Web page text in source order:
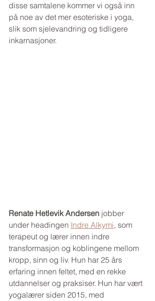
disse samtalene kommer vi også inn
på noe av det mer esoteriske i yoga,
slik som sjelevandring og tidligere
inkarnasjoner.
Renate Hetlevik Andersen jobber
under headingen Indre Alkymi, som
terapeut og lærer innen indre
transformasjon og koblingene mellom
kropp, sinn og liv. Hun har 25 års
erfaring innen feltet, med en rekke
utdannelser og praksiser. Hun har vært
yogalærer siden 2015, med